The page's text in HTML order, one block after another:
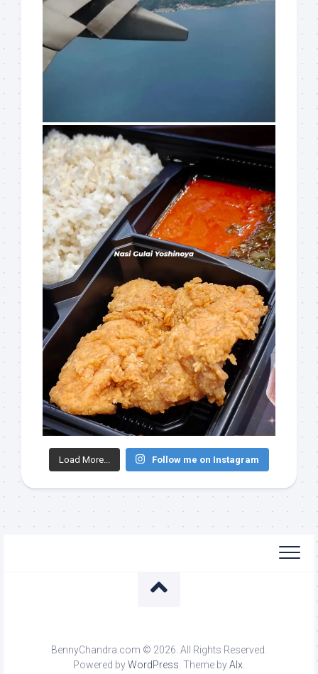
Load More... Follow me on Instagram
BennyChandra.com © 2026. All Rights Reserved.
Powered byWordPress . Theme byAlx